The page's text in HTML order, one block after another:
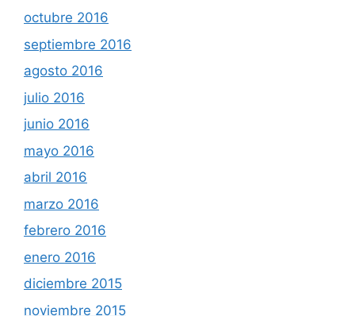
octubre 2016
septiembre 2016
agosto 2016
julio 2016
junio 2016
mayo 2016
abril 2016
marzo 2016
febrero 2016
enero 2016
diciembre 2015
noviembre 2015